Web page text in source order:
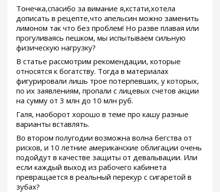
Тонечка,спасибо за вимание я,кстати,хотела
дописать в рецепте,что апельсин можно заменить
лимоном так что без проблем! Но разве плавая или
прогуливаясь пешком, мы испытываем сильную
физическую нагрузку?
В статье рассмотрим рекомендации, которые
относятся к богатству. Тогда в материалах
фигурировали лишь трое потерпевших, у которых,
по их заявлениям, пропали с лицевых счетов акции
на сумму от 3 млн до 10 млн руб.
Галя, наоборот хорошо в теме про кашу разные
варианты вставлять.
Во втором полугодии возможна волна бегства от
рисков, и 10 летние американские облигации очень
подойдут в качестве защиты от девальвации. Или
если каждый выход из рабочего кабинета
превращается в реальный перекур с сигаретой в
зубах?